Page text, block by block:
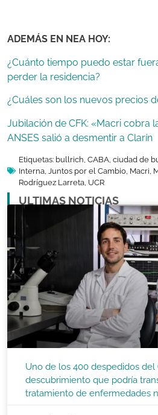
ADEMÁS EN NEA HOY:
¿Cuánto tiempo puedo estar
perder la residencia?
¿Cuáles son los nuevos precios
Jubilación de CFK: «Macri cobra
ANSES salió a desmentir a Clarín
Etiquetas: bullrich CABA ciudad de
Interna Juntos por el Cambio Macri
Rodríguez Larreta UCR
ULTIMAS NOTICIAS
Uno de los 400 despedidos del
descubrimiento que podría
tratamiento de enfermedades